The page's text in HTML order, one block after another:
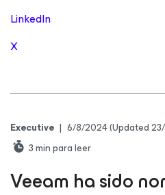
LinkedIn
X
Executive | 6/8/2024(Updated
3min para leer
Veeam ha sido